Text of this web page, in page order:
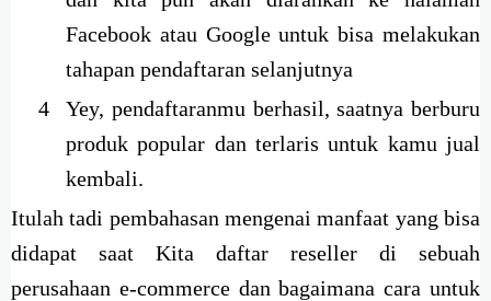
Facebook atau Google untuk bisa melakukan
tahapan pendaftaran selanjutnya
Yey, pendaftaranmu berhasil, saatnya berburu
produk popular dan terlaris untuk kamu jual
kembali.
Itulah tadi pembahasan mengenai manfaat yang bisa
didapat saat Kita daftar reseller di sebuah
perusahaan e-commerce dan bagaimana cara untuk